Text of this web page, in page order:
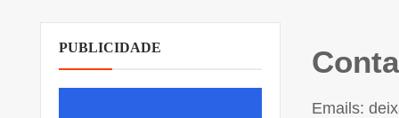
Emails:
PUBLICIDADE